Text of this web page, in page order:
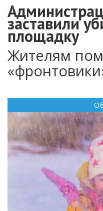
заставили
площадку
Жителям